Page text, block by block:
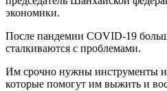
экономики.
После пандемии COVID-19
сталкиваются с проблемами.
Им срочно нужны инструменты
которые помогут им выжить и